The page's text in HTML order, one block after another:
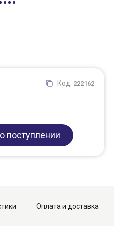
Код: 222162
поступлении
Оплата и доставка